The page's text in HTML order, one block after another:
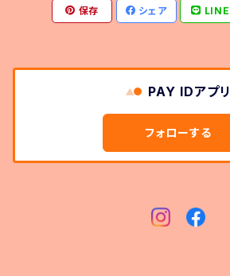
保存 シェア LINE
PAY IDアプリ
フォローする